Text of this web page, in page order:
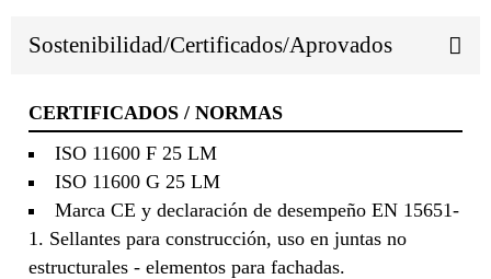
Sostenibilidad/Certificados/Aprovados
CERTIFICADOS / NORMAS
ISO 11600 F 25 LM
ISO 11600 G 25 LM
Marca CE y declaración de desempeño EN 15651-
1. Sellantes para construcción, uso en juntas no
estructurales - elementos para fachadas.